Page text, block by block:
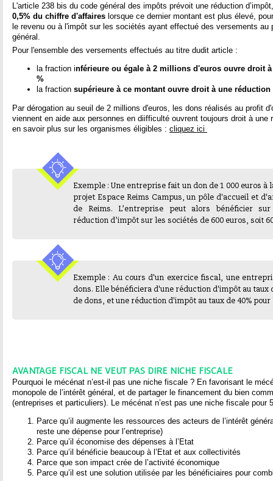
L'article 238 bis du code général des impôts prévoit une réduction
0,5% du chiffre d'affaires lorsque ce dernier montant est plus élevé,
le revenu ou à l'impôt sur les sociétés ayant effectué des versements
général.
Pour l'ensemble des versements effectués au titre dudit article :
la fraction inférieure ou égale à 2 millions d'euros ouvre droit
%
la fraction supérieure à ce montant ouvre droit à une
Par dérogation au seuil de 2 millions d'euros, les dons réalisés au profit
viennent en aide aux personnes en diifficulté ouvrent toujours droit à une
en savoir plus sur les organismes éligibles : cliquez ici
Exemple : Une entreprise fait un don de 1 000 euros à
projet Espace Reims Campus, un pôle d'accueil et
de Reims. L’entreprise peut alors bénéficier sur
réduction d’impôt sur les sociétés de 600 euros, soit
Exemple : Au cours d'un exercice fiscal, une
dons. Elle bénéficiera d'une réduction d'impôt au taux
de dons, et une réduction d'impôt au taux de 40%
AVANTAGE FISCAL NE VEUT PAS DIRE NICHE FISCALE
Pourquoi le mécénat n’est-il pas une niche fiscale ? En favorisant le
monopole de l’intérêt général, et de partager le financement du bien
(entreprises et particuliers). Le mécénat n’est pas une niche fiscale pour
Parce qu’il augmente les ressources des acteurs de l’intérêt
reste une dépense pour l’entreprise)
Parce qu’il économise des dépenses à l’Etat
Parce qu’il bénéficie beaucoup à l’Etat et aux collectivités
Parce que son impact crée de l’activité économique
Parce qu’il est une solution utilisée par les bénéficiaires pour